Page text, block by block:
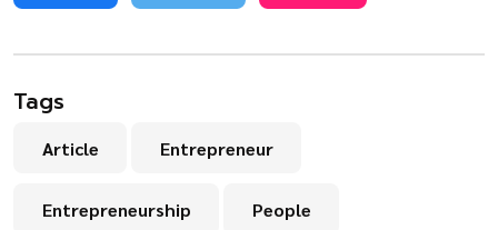
Tags
Article Entrepreneur
Entrepreneurship People